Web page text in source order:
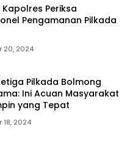
Periksa
Pengamanan Pilkada
20, 2024
Pilkada Bolmong
Ini Acuan Masyarakat
yang Tepat
18, 2024